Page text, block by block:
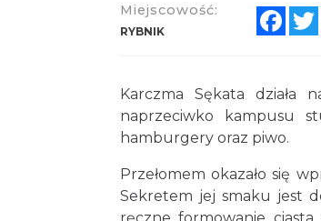
Miejscowość:
RYBNIK
Karczma Sękata działa
naprzeciwko kampusu
hamburgery oraz piwo.
Przełomem okazało się
Sekretem jej smaku jest